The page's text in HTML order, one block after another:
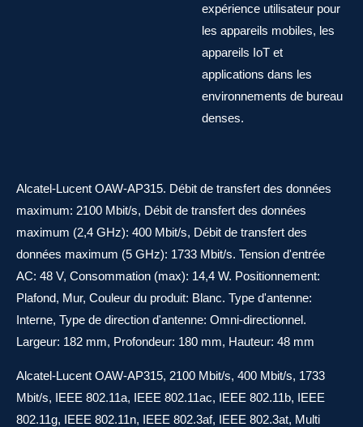
expérience utilisateur pour
les appareils mobiles, les
appareils IoT et
applications dans les
environnements de bureau
denses.
Alcatel-Lucent OAW-AP315. Débit de transfert des données
maximum: 2100 Mbit/s, Débit de transfert des données
maximum (2,4 GHz): 400 Mbit/s, Débit de transfert des
données maximum (5 GHz): 1733 Mbit/s. Tension d'entrée
AC: 48 V, Consommation (max): 14,4 W. Positionnement:
Plafond, Mur, Couleur du produit: Blanc. Type d'antenne:
Interne, Type de direction d'antenne: Omni-directionnel.
Largeur: 182 mm, Profondeur: 180 mm, Hauteur: 48 mm
Alcatel-Lucent OAW-AP315, 2100 Mbit/s, 400 Mbit/s, 1733
Mbit/s, IEEE 802.11a, IEEE 802.11ac, IEEE 802.11b, IEEE
802.11g, IEEE 802.11n, IEEE 802.3af, IEEE 802.3at, Multi